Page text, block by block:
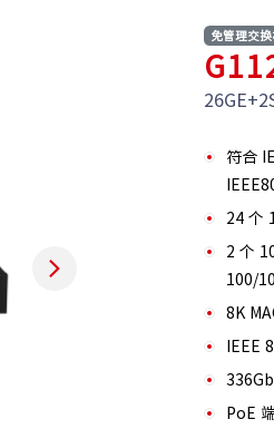
免管理交
符合
24 个
2 个
100/
8K
IEEE
PoE